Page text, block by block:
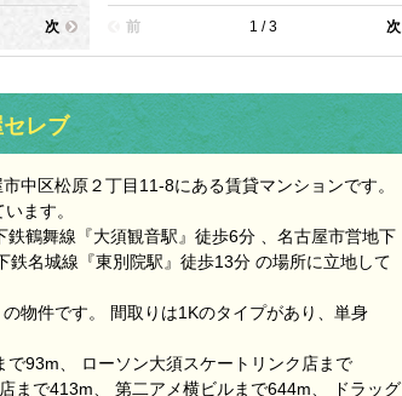
次 前 1 / 3 次
レブ
中区松原２丁目11-8にある賃貸マンションです。
ます。
鶴舞線『大須観音駅』徒歩6分 、名古屋市営地下
名城線『東別院駅』徒歩13分 の場所に立地して
物件です。 間取りは1Kのタイプがあり、単身
93m、 ローソン大須スケートリンク店まで
まで413m、 第二アメ横ビルまで644m、 ドラッグ